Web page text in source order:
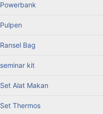
Powerbank
Pulpen
Ransel Bag
seminar kit
Set Alat Makan
Set Thermos